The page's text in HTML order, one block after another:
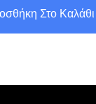
Στο Καλάθι